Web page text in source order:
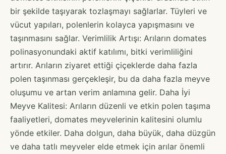
bir şekilde taşıyarak tozlaşmayı sağlarlar. Tüyleri ve
vücut yapıları, polenlerin kolayca yapışmasını ve
taşınmasını sağlar. Verimlilik Artışı: Arıların domates
polinasyonundaki aktif katılımı, bitki verimliliğini
artırır. Arıların ziyaret ettiği çiçeklerde daha fazla
polen taşınması gerçekleşir, bu da daha fazla meyve
oluşumu ve artan verim anlamına gelir. Daha İyi
Meyve Kalitesi: Arıların düzenli ve etkin polen taşıma
faaliyetleri, domates meyvelerinin kalitesini olumlu
yönde etkiler. Daha dolgun, daha büyük, daha düzgün
ve daha tatlı meyveler elde etmek için arılar önemli